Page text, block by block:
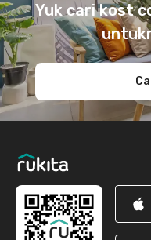
Yuk cari kost